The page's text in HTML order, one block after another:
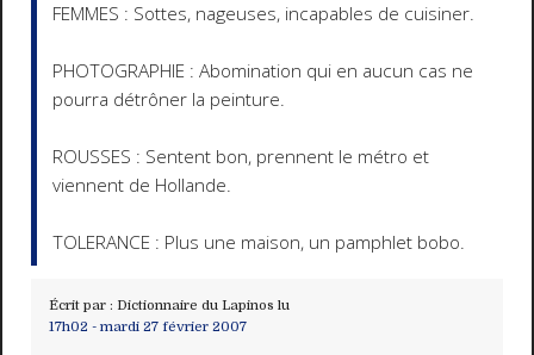
FEMMES : Sottes, nageuses, incapables de cuisiner.
PHOTOGRAPHIE : Abomination qui en aucun cas ne
pourra détrôner la peinture.
ROUSSES : Sentent bon, prennent le métro et
viennent de Hollande.
TOLERANCE : Plus une maison, un pamphlet bobo.
Écrit par : Dictionnaire du Lapinos lu
17h02 - mardi 27 février 2007